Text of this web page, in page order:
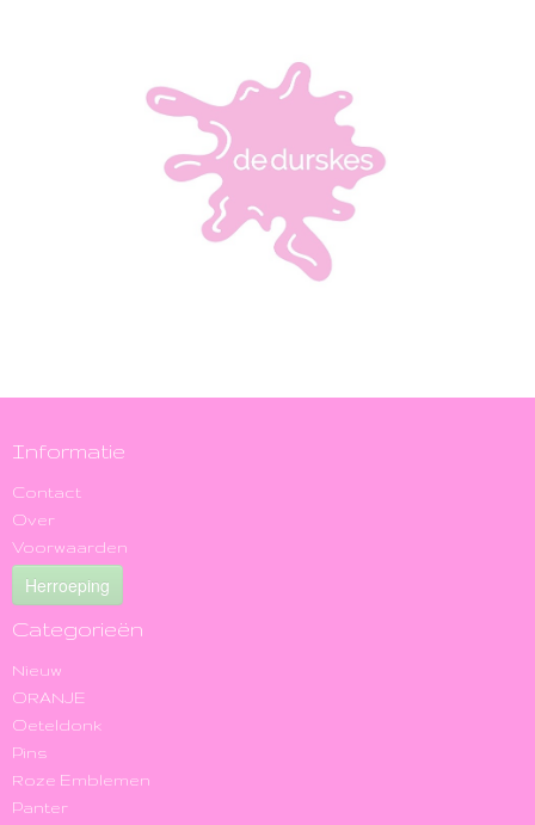
Informatie
Contact
Over
Voorwaarden
Herroeping
Categorieën
Nieuw
ORANJE
Oeteldonk
Pins
Roze Emblemen
Panter